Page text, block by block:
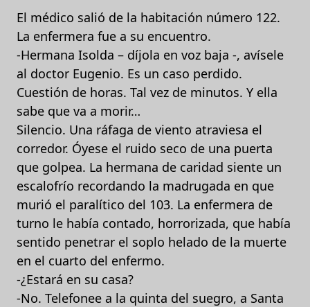
El médico salió de la habitación número 122.
La enfermera fue a su encuentro.
-Hermana Isolda – díjola en voz baja -, avísele
al doctor Eugenio. Es un caso perdido.
Cuestión de horas. Tal vez de minutos. Y ella
sabe que va a morir…
Silencio. Una ráfaga de viento atraviesa el
corredor. Óyese el ruido seco de una puerta
que golpea. La hermana de caridad siente un
escalofrío recordando la madrugada en que
murió el paralítico del 103. La enfermera de
turno le había contado, horrorizada, que había
sentido penetrar el soplo helado de la muerte
en el cuarto del enfermo.
-¿Estará en su casa?
-No. Telefonee a la quinta del suegro, a Santa